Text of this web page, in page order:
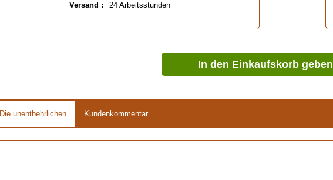
Versand :
24 Arbeitsstunden
In den Einkaufskorb geben
Die unentbehrlichen Kundenkommentar